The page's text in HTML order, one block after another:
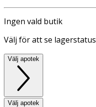
Ingen vald butik
Välj för att se lagerstatus
Välj apotek
Välj apotek